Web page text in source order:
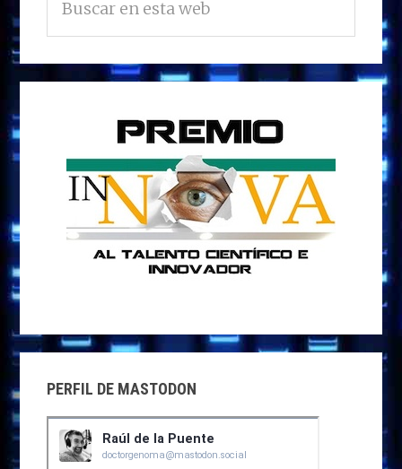
n
o
k
n
p
r
PRINCIPAL
en
esta
web
PERFIL DE MASTODON